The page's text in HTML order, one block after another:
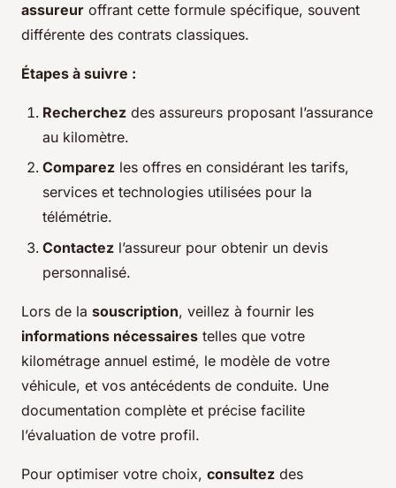
assureur offrant cette formule spécifique, souvent
différente des contrats classiques.
Étapes à suivre :
Recherchez des assureurs proposant l’assurance
au kilomètre.
Comparez les offres en considérant les tarifs,
services et technologies utilisées pour la
télémétrie.
Contactez l’assureur pour obtenir un devis
personnalisé.
Lors de la souscription, veillez à fournir les
informations nécessaires telles que votre
kilométrage annuel estimé, le modèle de votre
véhicule, et vos antécédents de conduite. Une
documentation complète et précise facilite
l’évaluation de votre profil.
Pour optimiser votre choix, consultez des